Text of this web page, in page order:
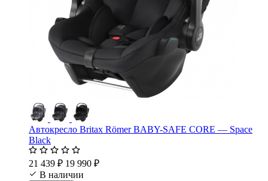
Автокресло Britax Römer BABY-SAFE CORE — Space
Black
21 439 ₽ 19 990 ₽
В наличии